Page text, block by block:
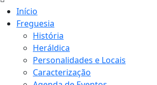
Início
Freguesia
História
Heráldica
Personalidades e Locais
Caracterização